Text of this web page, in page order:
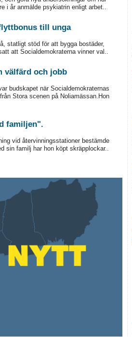
i år anmälde psykiatrin enligt arbet..
till unga
statligt stöd för att bygga bostäder,
att Socialdemokraterna vinner val..
välfärd och jobb
budskapet när Socialdemokraternas
Stora scenen på Noliamässan.Hon
familjen".
vid återvinningsstationer bestämde
sin familj har hon köpt skräpplockar..